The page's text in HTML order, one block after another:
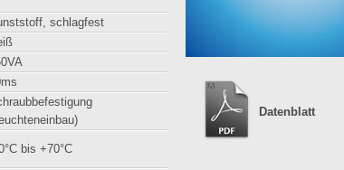
schlagfest
bis +70°C
Datenblatt